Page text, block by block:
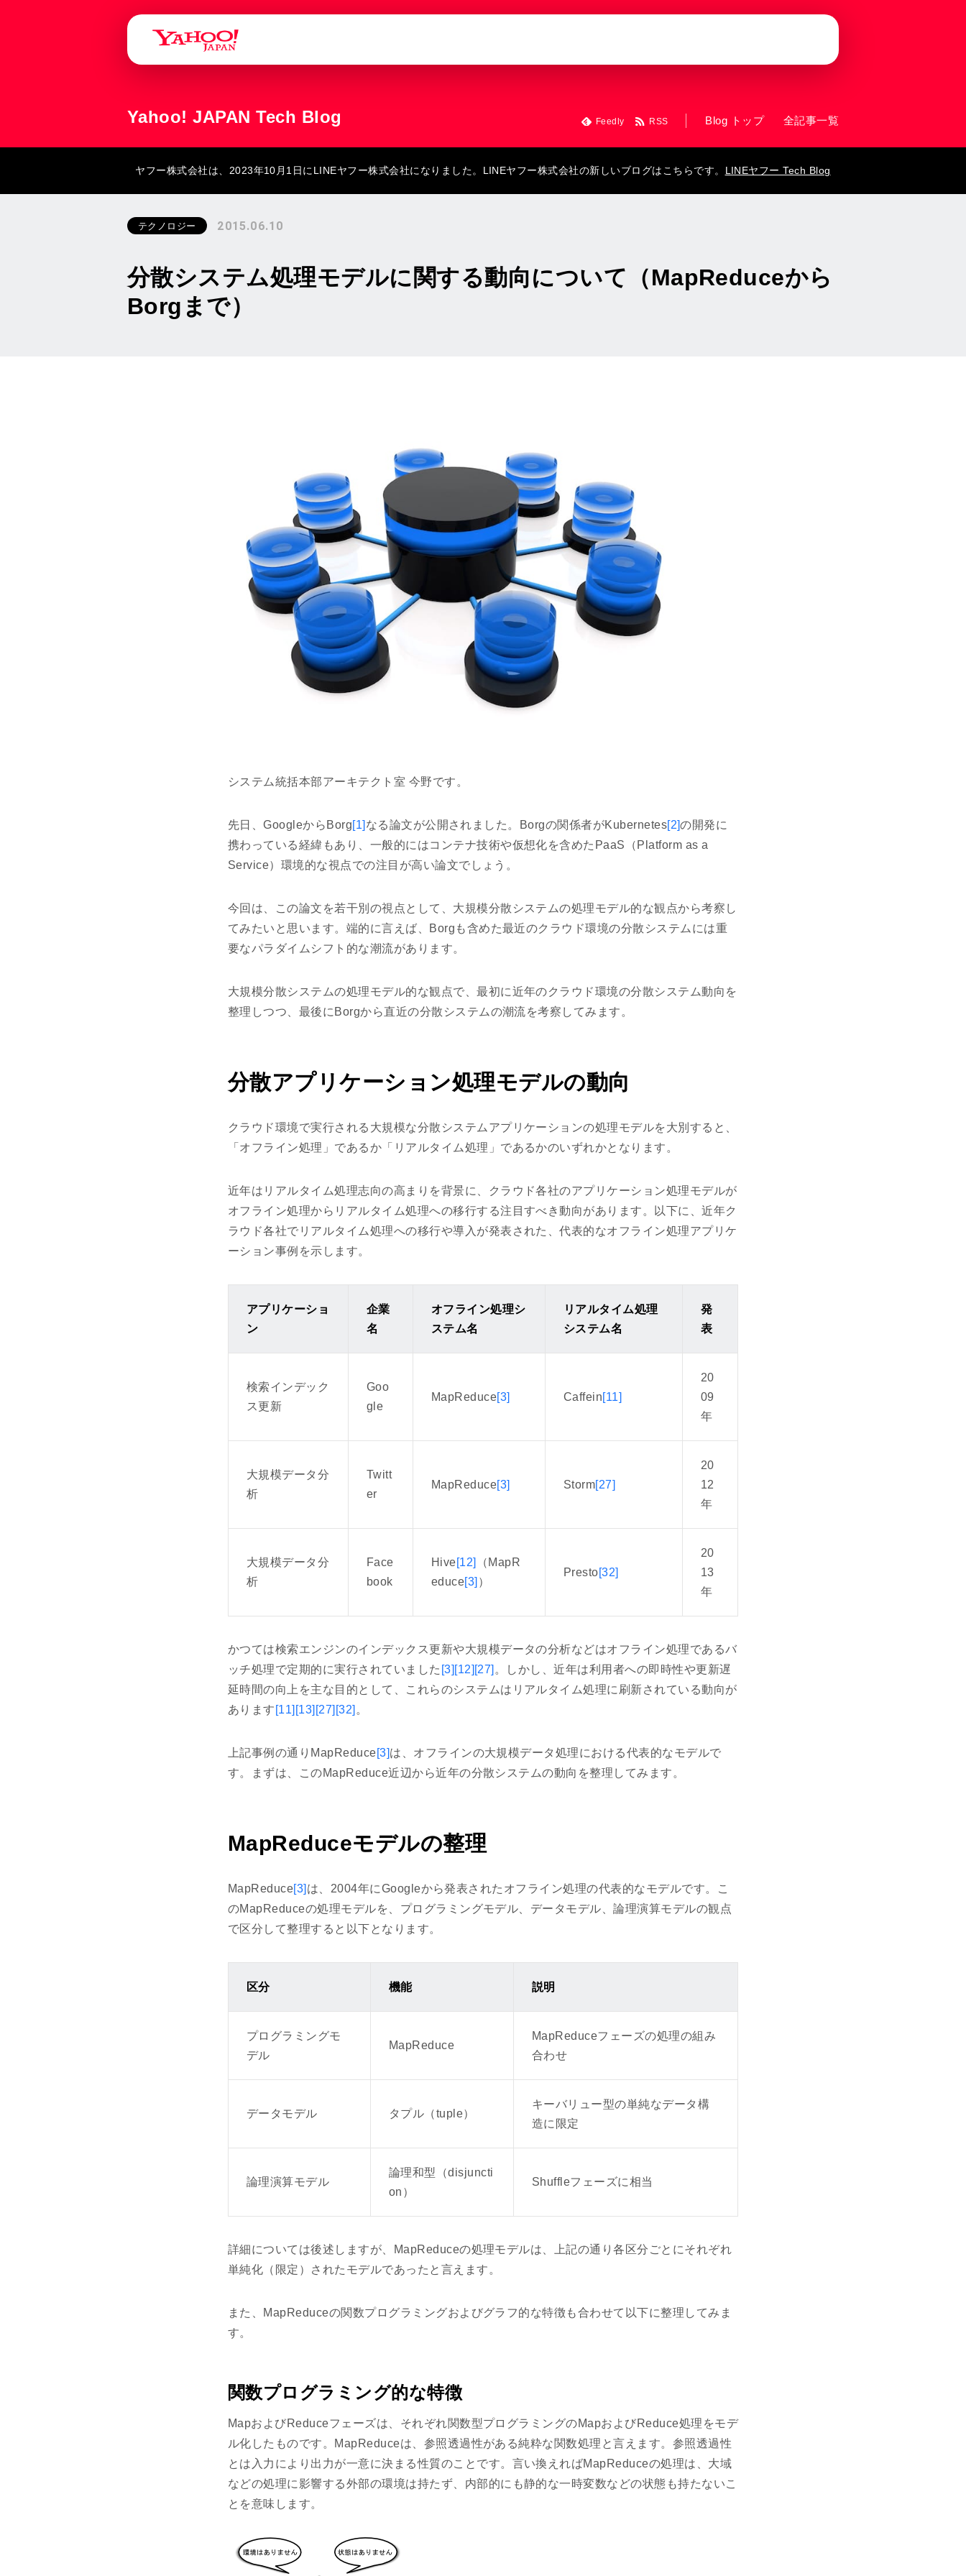
Yahoo! JAPAN Tech Blog Feedly RSS Blog トップ 全記事一覧
ヤフー株式会社は、2023年10月1日にLINEヤフー株式会社になりました。LINEヤフー株式会社の新しいブログはこちらです。 LINEヤフー Tech Blog
テクノロジー 2015.06.10
分散システム処理モデルに関する動向について（MapReduceから
Borgまで）
システム統括本部アーキテクト室 今野です。
先日、GoogleからBorg[1] なる論文が公開されました。Borgの関係者がKubernetes[2]の開発に
携わっている経緯もあり、一般的にはコンテナ技術や仮想化を含めたPaaS（Platform as a
Service）環境的な視点での注目が高い論文でしょう。
今回は、この論文を若干別の視点として、大規模分散システムの処理モデル的な観点から考察し
てみたいと思います。端的に言えば、Borgも含めた最近のクラウド環境の分散システムには重
要なパラダイムシフト的な潮流があります。
大規模分散システムの処理モデル的な観点で、最初に近年のクラウド環境の分散システム動向を
整理しつつ、最後にBorgから直近の分散システムの潮流を考察してみます。
分散アプリケーション処理モデルの動向
クラウド環境で実行される大規模な分散システムアプリケーションの処理モデルを大別すると、
「オフライン処理」であるか「リアルタイム処理」であるかのいずれかとなります。
近年はリアルタイム処理志向の高まりを背景に、クラウド各社のアプリケーション処理モデルが
オフライン処理からリアルタイム処理への移行する注目すべき動向があります。以下に、近年ク
ラウド各社でリアルタイム処理への移行や導入が発表された、代表的なオフライン処理アプリケ
ーション事例を示します。
アプリケーショ
ン
企業
名
オフライン処理シ
ステム名
リアルタイム処理
システム名
発
表
検索インデック
ス更新
Goo
gle
MapReduce[3] Caffein[11]
20
09
年
大規模データ分
析
Twitt
er
MapReduce[3] Storm[27]
20
12
年
大規模データ分
析
Face
book
Hive[12]
（MapR
educe[3] ）
Presto[32]
20
13
年
かつては検索エンジンのインデックス更新や大規模データの分析などはオフライン処理であるバ
ッチ処理で定期的に実行されていました [3] [12] [27] 。しかし、近年は利用者への即時性や更新遅
延時間の向上を主な目的として、これらのシステムはリアルタイム処理に刷新されている動向が
あります [11] [13] [27] [32] 。
上記事例の通りMapReduce[3]は、オフラインの大規模データ処理における代表的なモデルで
す。まずは、このMapReduce近辺から近年の分散システムの動向を整理してみます。
MapReduceモデルの整理
MapReduce[3] は、2004年にGoogleから発表されたオフライン処理の代表的なモデルです。こ
のMapReduceの処理モデルを、プログラミングモデル、データモデル、論理演算モデルの観点
で区分して整理すると以下となります。
区分 機能 説明
プログラミングモ
デル
MapReduce
MapReduceフェーズの処理の組み
合わせ
データモデル タプル（tuple）
キーバリュー型の単純なデータ構
造に限定
論理演算モデル
論理和型（disjuncti
on）
Shuffleフェーズに相当
詳細については後述しますが、MapReduceの処理モデルは、上記の通り各区分ごとにそれぞれ
単純化（限定）されたモデルであったと言えます。
また、MapReduceの関数プログラミングおよびグラフ的な特徴も合わせて以下に整理してみま
す。
関数プログラミング的な特徴
MapおよびReduceフェーズは、それぞれ関数型プログラミングのMapおよびReduce処理をモデ
ル化したものです。MapReduceは、参照透過性がある純粋な関数処理と言えます。参照透過性
とは入力により出力が一意に決まる性質のことです。言い換えればMapReduceの処理は、大域
などの処理に影響する外部の環境は持たず、内部的にも静的な一時変数などの状態も持たないこ
とを意味します。